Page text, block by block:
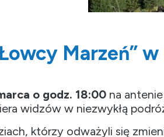
Marzeń”
o godz. 18:00na
widzów w niezwykłą
którzy odważyli się